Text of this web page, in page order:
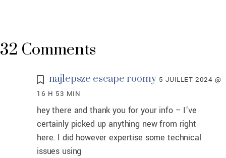
32 Comments
najlepsze escape roomy 5 JUILLET 2024 @
16 H 53 MIN
hey there and thank you for your info – I’ve
certainly picked up anything new from right
here. I did however expertise some technical
issues using